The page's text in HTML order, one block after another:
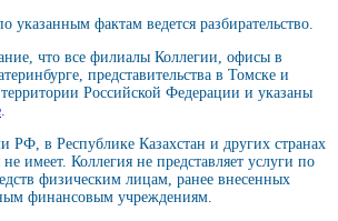
фактам ведется разбирательство.
что все филиалы Коллегии, офисы в
представительства в Томске и
Российской Федерации и указаны
РФ, в Республике Казахстан и других странах
имеет. Коллегия не представляет услуги по
физическим лицам, ранее внесенных
финансовым учреждениям.